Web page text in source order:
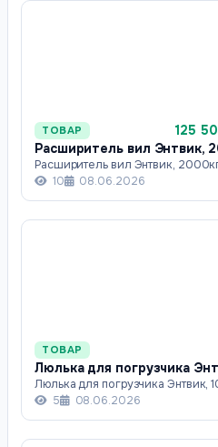
ТОВАР
125
Расширитель вил Энтвик,
Расширитель вил Энтвик,
10
08.06.2026
ТОВАР
Люлька для погрузчика
Люлька для погрузчика Энтвик,
5
08.06.2026